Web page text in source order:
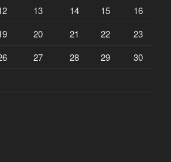
13 14 15
16
20 21 22
23
27 28 29
30